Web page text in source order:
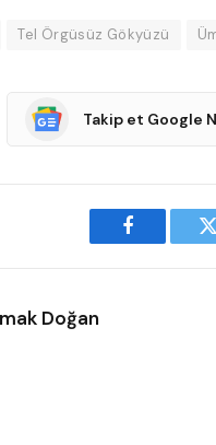
Tel Örgüsüz Gökyüzü
Takip et Google
Facebook
Doğan